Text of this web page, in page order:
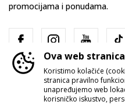
promocijama i ponudama.
Ova web
Koristimo kolačiće
stranica pravilno
unapređujemo web
korisničko iskustvo,